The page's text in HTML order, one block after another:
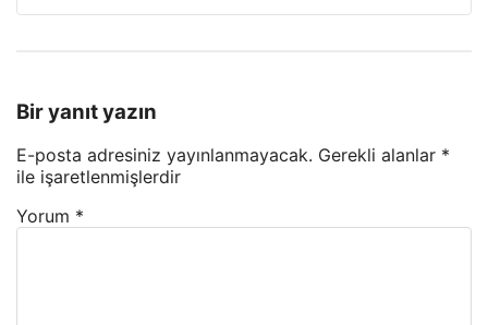
Bir yanıt yazın
E-posta adresiniz yayınlanmayacak. Gerekli alanlar *
ile işaretlenmişlerdir
Yorum *